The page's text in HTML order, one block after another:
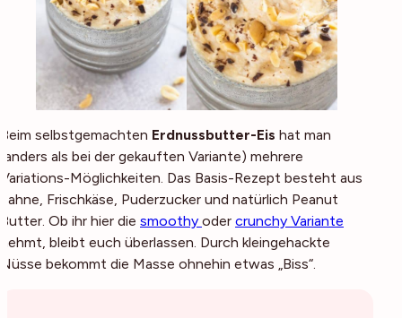
Beim selbstgemachten Erdnussbutter-Eis hat man
(anders als bei der gekauften Variante) mehrere
Variations-Möglichkeiten. Das Basis-Rezept besteht aus
Sahne, Frischkäse, Puderzucker und natürlich Peanut
Butter. Ob ihr hier die smoothy oder crunchy Variante
nehmt, bleibt euch überlassen. Durch kleingehackte
Nüsse bekommt die Masse ohnehin etwas „Biss“.